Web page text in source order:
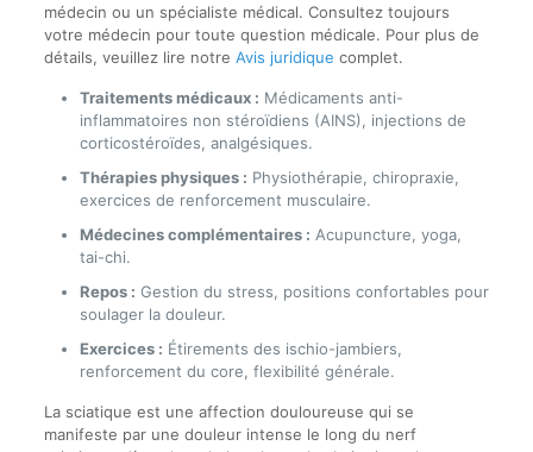
médecin ou un spécialiste médical. Consultez toujours
votre médecin pour toute question médicale. Pour plus de
détails, veuillez lire notre Avis juridique complet.
Traitements médicaux : Médicaments anti-
inflammatoires non stéroïdiens (AINS), injections de
corticostéroïdes, analgésiques.
Thérapies physiques : Physiothérapie, chiropraxie,
exercices de renforcement musculaire.
Médecines complémentaires : Acupuncture, yoga,
tai-chi.
Repos : Gestion du stress, positions confortables pour
soulager la douleur.
Exercices : Étirements des ischio-jambiers,
renforcement du core, flexibilité générale.
La sciatique est une affection douloureuse qui se
manifeste par une douleur intense le long du nerf